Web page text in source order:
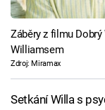
Záběry z filmu
Williamsem
Zdroj: Miramax
Setkání Willa s